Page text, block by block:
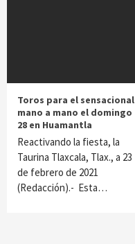
Toros para el sensacional
mano a mano el domingo
28 en Huamantla
Reactivando la fiesta, la
Taurina Tlaxcala, Tlax., a 23
de febrero de 2021
(Redacción).- Esta…